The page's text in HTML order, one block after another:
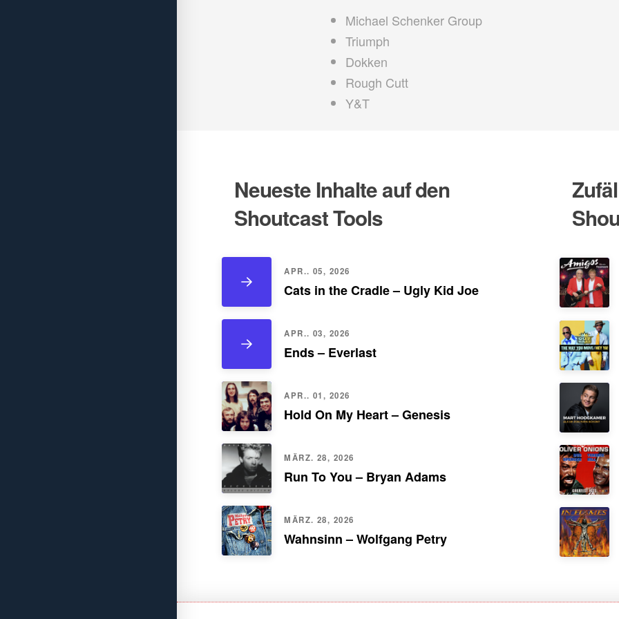
Michael Schenker Group
Triumph
Dokken
Rough Cutt
Y&T
Neueste Inhalte auf den
Shoutcast Tools
APR.. 05, 2026
Cats in the Cradle – Ugly Kid Joe
APR.. 03, 2026
Ends – Everlast
APR.. 01, 2026
Hold On My Heart – Genesis
MÄRZ. 28, 2026
Run To You – Bryan Adams
MÄRZ. 28, 2026
Wahnsinn – Wolfgang Petry